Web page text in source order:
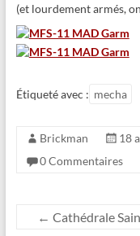
(et lourdement armés,
Étiqueté avec : mecha
Brickman 18
0 Commentaires
← Cathédrale